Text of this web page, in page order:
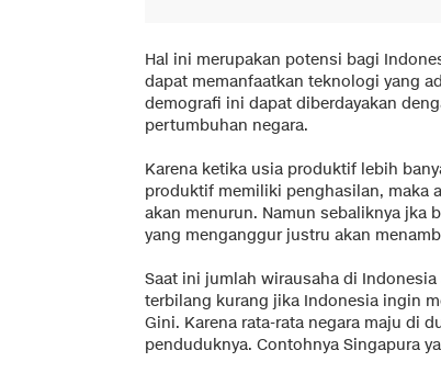
Hal ini merupakan potensi bagi
dapat memanfaatkan teknologi yang
demografi ini dapat diberdayakan
pertumbuhan negara.
Karena ketika usia produktif lebih
produktif memiliki penghasilan, maka
akan menurun. Namun sebaliknya
yang menganggur justru akan
Saat ini jumlah wirausaha di
terbilang kurang jika Indonesia ingin
Gini. Karena rata-rata negara maju di
penduduknya. Contohnya Singapura